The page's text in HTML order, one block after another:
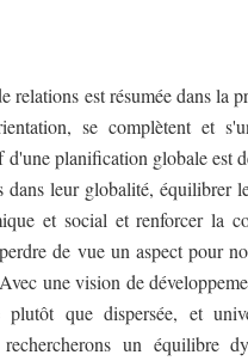
relations est résumée dans la
se complètent et
planification globale est
dans leur globalité, équilibrer
et social et renforcer la
de vue un aspect pour
une vision de
plutôt que dispersée, et
un équilibre